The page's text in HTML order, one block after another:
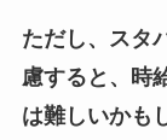
ただし、スタ
慮すると、時
は難しいかも